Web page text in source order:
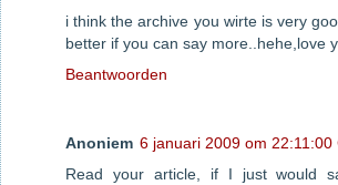
i think the archive you wirte is very
better if you can say more..hehe,love
Beantwoorden
Anoniem 6 januari 2009 om 22:11:00
Read your article, if I just would